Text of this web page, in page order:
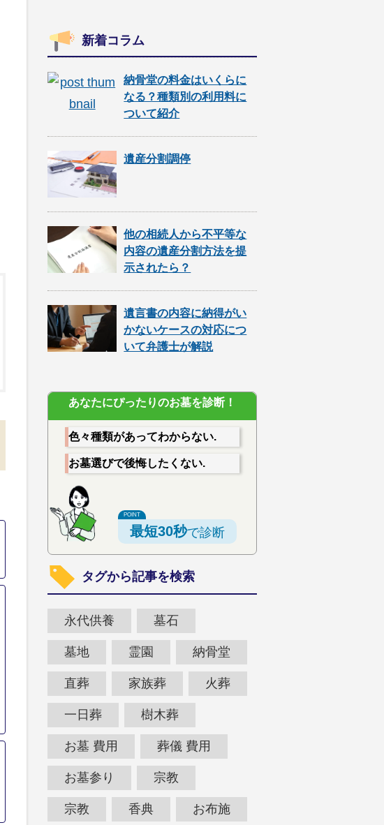
新着コラム
納骨堂の料金はいくらに
なる？種類別の利用料に
ついて紹介
遺産分割調停
他の相続人から不平等な
内容の遺産分割方法を提
示されたら？
遺言書の内容に納得がい
かないケースの対応につ
いて弁護士が解説
あなたにぴったりのお墓を診断！
色々種類があってわからない.
お墓選びで後悔したくない.
最短30秒で診断
タグから記事を検索
永代供養 墓石
墓地 霊園 納骨堂
直葬 家族葬 火葬
一日葬 樹木葬
お墓 費用 葬儀 費用
お墓参り 宗教
宗教 香典 お布施